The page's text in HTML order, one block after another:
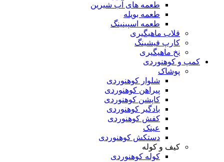
طعمه های آب شیرین
طعمه بویله
طعمه اسپینینگ
قلاب ماهیگیری
کارپ فیشینگ
نخ ماهیگیری
کمپ و کوهنوردی
پوشاک
شلوار کوهنوردی
پیراهن کوهنوردی
کاپشن کوهنوردی
بادگیر کوهنوردی
کفش کوهنوردی
عینک
دستکش کوهنوردی
کیف و کوله
کوله کوهنوردی